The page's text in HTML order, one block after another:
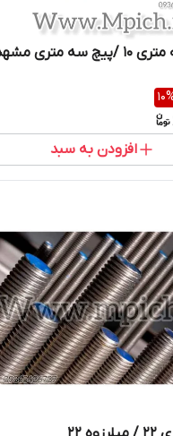
سه متری مشهد
10
افزودن به سبد